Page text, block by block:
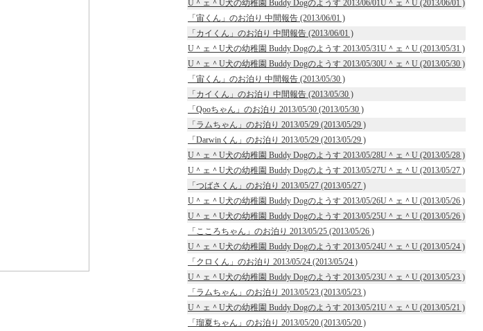
U＾ェ＾U犬の幼稚園 Buddy Dogのようす 2013/06/01U＾ェ＾U (2013/06/01 )
「宙くん」のお泊り 中間報告 (2013/06/01 )
「カイくん」のお泊り 中間報告 (2013/06/01 )
U＾ェ＾U犬の幼稚園 Buddy Dogのようす 2013/05/31U＾ェ＾U (2013/05/31 )
U＾ェ＾U犬の幼稚園 Buddy Dogのようす 2013/05/30U＾ェ＾U (2013/05/30 )
「宙くん」のお泊り 中間報告 (2013/05/30 )
「カイくん」のお泊り 中間報告 (2013/05/30 )
「Qooちゃん」のお泊り 2013/05/30 (2013/05/30 )
「ラムちゃん」のお泊り 2013/05/29 (2013/05/29 )
「Darwinくん」のお泊り 2013/05/29 (2013/05/29 )
U＾ェ＾U犬の幼稚園 Buddy Dogのようす 2013/05/28U＾ェ＾U (2013/05/28 )
U＾ェ＾U犬の幼稚園 Buddy Dogのようす 2013/05/27U＾ェ＾U (2013/05/27 )
「つばさくん」のお泊り 2013/05/27 (2013/05/27 )
U＾ェ＾U犬の幼稚園 Buddy Dogのようす 2013/05/26U＾ェ＾U (2013/05/26 )
U＾ェ＾U犬の幼稚園 Buddy Dogのようす 2013/05/25U＾ェ＾U (2013/05/26 )
「こころちゃん」のお泊り 2013/05/25 (2013/05/26 )
U＾ェ＾U犬の幼稚園 Buddy Dogのようす 2013/05/24U＾ェ＾U (2013/05/24 )
「クロくん」のお泊り 2013/05/24 (2013/05/24 )
U＾ェ＾U犬の幼稚園 Buddy Dogのようす 2013/05/23U＾ェ＾U (2013/05/23 )
「ラムちゃん」のお泊り 2013/05/23 (2013/05/23 )
U＾ェ＾U犬の幼稚園 Buddy Dogのようす 2013/05/21U＾ェ＾U (2013/05/21 )
「瑠夏ちゃん」のお泊り 2013/05/20 (2013/05/20 )